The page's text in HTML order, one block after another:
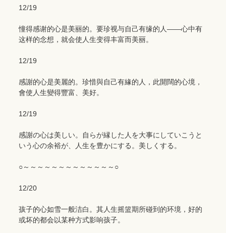
12/19
憧得感谢的心是美丽的。要珍视与自己有缘的人――心中有
这样的念想，就会使人生变得丰富而美丽。
12/19
感謝的心是美麗的。珍惜與自己有緣的人，此開闊的心境，
會使人生變得豐富、美好。
12/19
感謝の心は美しい。自らが縁した人を大事にしていこうと
いう心の余裕が、人生を豊かにする。美しくする。
○～～～～～～～～～～～～～○
12/20
孩子的心如雪一般洁白。其人生摇篮期所碰到的环境，好的
或坏的都会以某种方式影响孩子。